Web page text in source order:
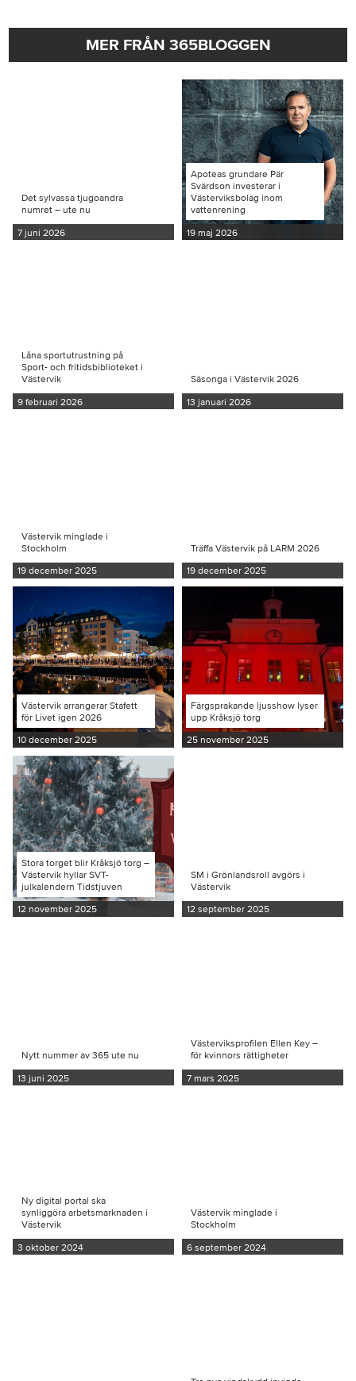
MER FRÅN 365BLOGGEN
Det sylvassa tjugoandra
numret – ute nu
7 juni 2026
Apoteas grundare Pär
Svärdson investerar i
Västerviksbolag inom
vattenrening
19 maj 2026
Låna sportutrustning på
Sport- och fritidsbiblioteket i
Västervik
9 februari 2026
Säsonga i Västervik 2026
13 januari 2026
Västervik minglade i
Stockholm
19 december 2025
Träffa Västervik på LARM 2026
19 december 2025
Västervik arrangerar Stafett
för Livet igen 2026
10 december 2025
Färgsprakande ljusshow lyser
upp Kråksjö torg
25 november 2025
Stora torget blir Kråksjö torg –
Västervik hyllar SVT-
julkalendern Tidstjuven
12 november 2025
SM i Grönlandsroll avgörs i
Västervik
12 september 2025
Nytt nummer av 365 ute nu
13 juni 2025
Västerviksprofilen Ellen Key –
för kvinnors rättigheter
7 mars 2025
Ny digital portal ska
synliggöra arbetsmarknaden i
Västervik
3 oktober 2024
Västervik minglade i
Stockholm
6 september 2024